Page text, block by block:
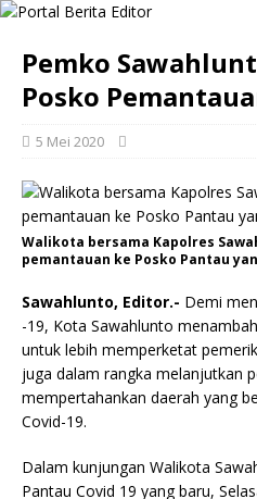
Pemko
Posko
5 Mei 2020
Walikota bersama Kapolres
pemantauan ke Posko Pantau
Sawahlunto, Editor.- Demi
-19, Kota Sawahlunto
untuk lebih memperketat
juga dalam rangka melanjutkan
mempertahankan daerah yang
Covid-19.
Dalam kunjungan Walikota
Pantau Covid 19 yang baru,